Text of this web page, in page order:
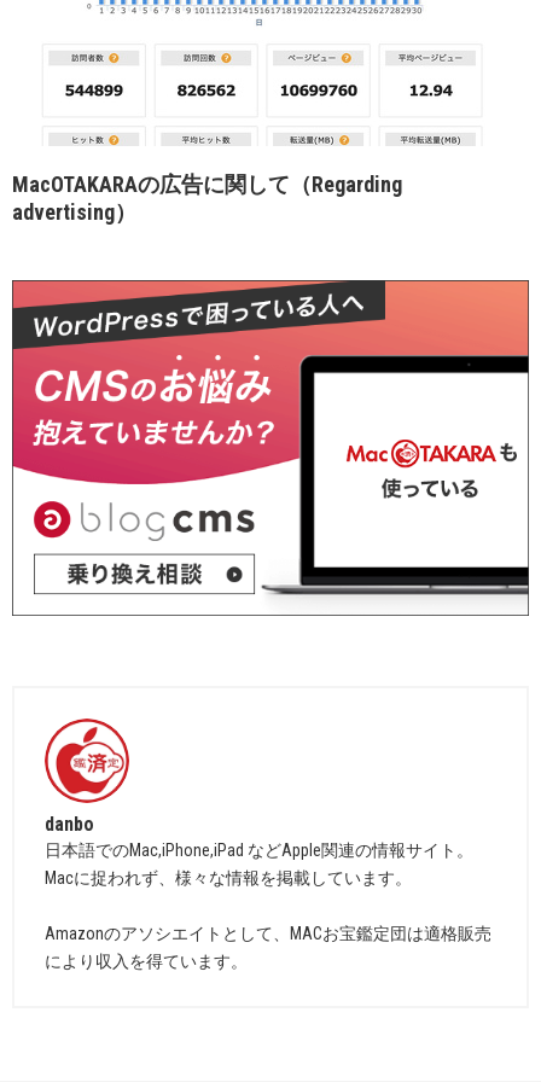
MacOTAKARAの広告に関して（Regarding
advertising）
danbo
日本語でのMac,iPhone,iPad などApple関連の情報サイト。
Macに捉われず、様々な情報を掲載しています。
Amazonのアソシエイトとして、MACお宝鑑定団は適格販売
により収入を得ています。